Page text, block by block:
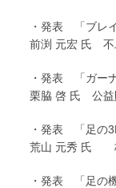
・発表 「ブレ
前渕 元宏 氏 不
・発表 「ガー
栗脇 啓 氏 公益
・発表 「足の
荒山 元秀 氏
・発表 「足の